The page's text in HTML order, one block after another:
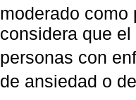
moderado como
considera que
personas con
de ansiedad o